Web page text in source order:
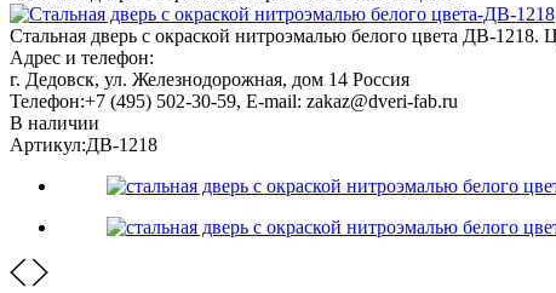
Стальная дверь с окраской нитроэмалью белого цвета ДВ-1218.
Адрес и телефон:
г. Дедовск, ул. Железнодорожная, дом 14 Россия
Телефон:+7 (495) 502-30-59, E-mail: zakaz@dveri-fab.ru
В наличии
Артикул:ДВ-1218